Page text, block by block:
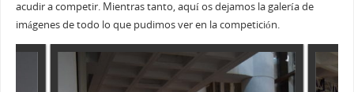
acudir a competir. Mientras tanto, aquí os dejamos la galería de
imágenes de todo lo que pudimos ver en la competición.